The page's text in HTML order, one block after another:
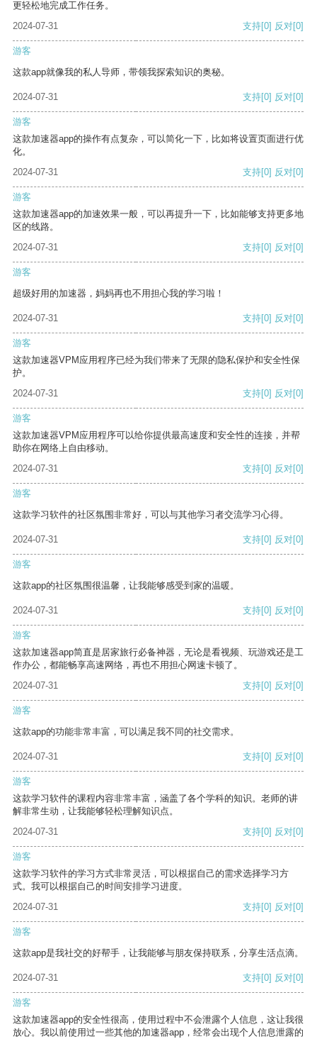
更轻松地完成工作任务。
2024-07-31
支持[0] 反对[0]
游客
这款app就像我的私人导师，带领我探索知识的奥秘。
2024-07-31 支持[0] 反对[0]
游客
这款加速器app的操作有点复杂，可以简化一下，比如将设置页面进行优
化。
2024-07-31
支持[0] 反对[0]
游客
这款加速器app的加速效果一般，可以再提升一下，比如能够支持更多地
区的线路。
2024-07-31
支持[0] 反对[0]
游客
超级好用的加速器，妈妈再也不用担心我的学习啦！
2024-07-31 支持[0] 反对[0]
游客
这款加速器VPM应用程序已经为我们带来了无限的隐私保护和安全性保
护。
2024-07-31
支持[0] 反对[0]
游客
这款加速器VPM应用程序可以给你提供最高速度和安全性的连接，并帮
助你在网络上自由移动。
2024-07-31
支持[0] 反对[0]
游客
这款学习软件的社区氛围非常好，可以与其他学习者交流学习心得。
2024-07-31 支持[0] 反对[0]
游客
这款app的社区氛围很温馨，让我能够感受到家的温暖。
2024-07-31 支持[0] 反对[0]
游客
这款加速器app简直是居家旅行必备神器，无论是看视频、玩游戏还是工
作办公，都能畅享高速网络，再也不用担心网速卡顿了。
2024-07-31
支持[0] 反对[0]
游客
这款app的功能非常丰富，可以满足我不同的社交需求。
2024-07-31 支持[0] 反对[0]
游客
这款学习软件的课程内容非常丰富，涵盖了各个学科的知识。老师的讲
解非常生动，让我能够轻松理解知识点。
2024-07-31
支持[0] 反对[0]
游客
这款学习软件的学习方式非常灵活，可以根据自己的需求选择学习方
式。我可以根据自己的时间安排学习进度。
2024-07-31
支持[0] 反对[0]
游客
这款app是我社交的好帮手，让我能够与朋友保持联系，分享生活点滴。
2024-07-31 支持[0] 反对[0]
游客
这款加速器app的安全性很高，使用过程中不会泄露个人信息，这让我很
放心。我以前使用过一些其他的加速器app，经常会出现个人信息泄露的